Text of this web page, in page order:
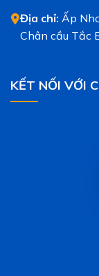
Địa chỉ: Ấp
Chân cầu Tắc
KẾT NỐI VỚI